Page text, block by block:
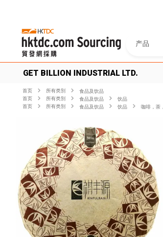
产品
GET BILLION INDUSTRIAL LTD.
首页 所有类別
食品及饮品
首页
所有类別 食品及饮品
饮品
首页
所有类別 食品及饮品 饮品 咖啡，茶